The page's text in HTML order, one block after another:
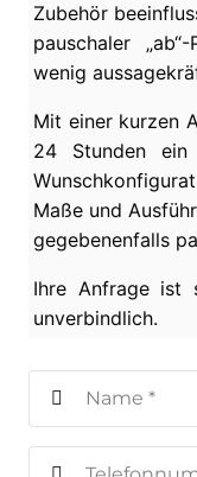
Zubehör
pauschaler
wenig
Mit einer kurzen
24 Stunden
Maße und
gegebenenfalls
Ihre Anfrage ist
unverbindlich.